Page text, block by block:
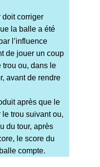
doit corriger
la balle a été
l’influence
de jouer un coup
trou ou, dans le
avant de rendre
après que le
trou suivant ou,
du tour, après
le score du
compte.